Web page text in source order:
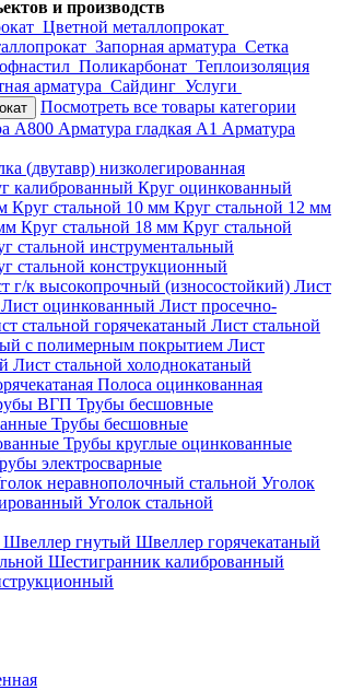
и производств
Цветной металлопрокат
Запорная арматура Сетка
Поликарбонат Теплоизоляция
арматура Сайдинг Услуги
Посмотреть все товары категории
А800 Арматура гладкая А1 Арматура
(двутавр) низколегированная
калиброванный Круг оцинкованный
Круг стальной 10 мм Круг стальной 12 мм
Круг стальной 18 мм Круг стальной
стальной инструментальный
стальной конструкционный
г/к высокопрочный (износостойкий) Лист
Лист оцинкованный Лист просечно-
стальной горячекатаный Лист стальной
с полимерным покрытием Лист
Лист стальной холоднокатаный
Полоса оцинкованная
ВГП Трубы бесшовные
Трубы бесшовные
Трубы круглые оцинкованные
электросварные
неравнополочный стальной Уголок
Уголок стальной
Швеллер гнутый Швеллер горячекатаный
Шестигранник калиброванный